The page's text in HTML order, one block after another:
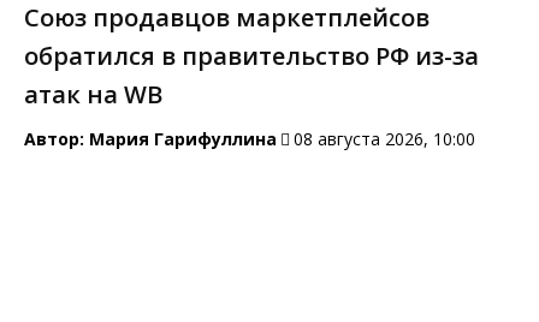
Союз продавцов маркетплейсов
обратился в правительство РФ из-за
атак на WB
Автор: Мария Гарифуллина 08 августа 2026, 10:00